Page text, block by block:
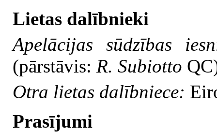
Lietas dalībnieki
Apelācijas sūdzības
(pārstāvis: R. Subiotto
Otra lietas dalībniece:
Prasījumi